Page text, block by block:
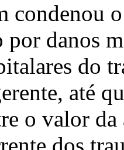
condenou
por danos
do
até
o valor